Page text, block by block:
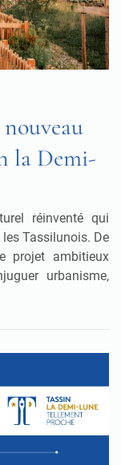
la Demi-
réinventé qui
Tassilunois. De
projet ambitieux
urbanisme,